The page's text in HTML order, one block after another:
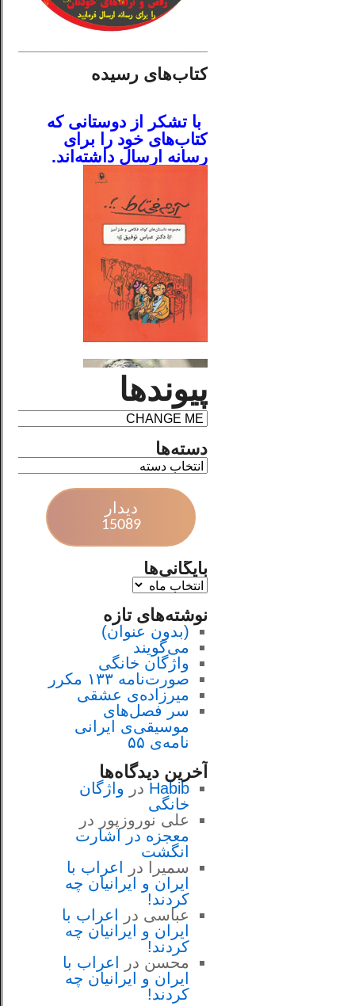
کتاب‌های رسیده
با تشکر از دوستانی که
کتاب‌های خود را برای
رسانه ارسال داشته‌اند.
پیوندها
دسته‌ها
دیدار
15089
بایگانی‌ها
نوشته‌های تازه
(بدون عنوان)
می‌گویند
واژگان خانگی
صورت‌نامه ۱۳۳ مکرر
میرزاده‌ی عشقی
سر فصل‌هاى
موسيقى‌ی ايرانى
نامه‌ی ۵۵
آخرین دیدگاه‌ها
Habib در واژگان
خانگی
علی نوروزپور در
معجزه در اشارت
انگشت
سمیرا
در
اعراب با
ايران و ايرانيان چه
كردند!
عباسی در
اعراب با
ايران و ايرانيان چه
كردند!
محسن در
اعراب با
ايران و ايرانيان چه
كردند!